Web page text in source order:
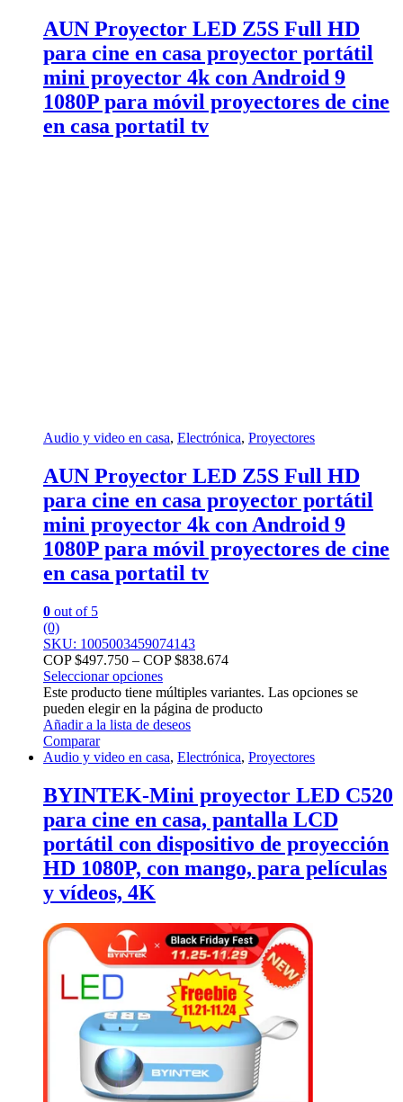
AUN Proyector LED Z5S Full HD
para cine en casa proyector portátil
mini proyector 4k con Android 9
1080P para móvil proyectores de cine
en casa portatil tv
Audio y video en casa, Electrónica, Proyectores
AUN Proyector LED Z5S Full HD
para cine en casa proyector portátil
mini proyector 4k con Android 9
1080P para móvil proyectores de cine
en casa portatil tv
0 out of 5
(0)
SKU: 1005003459074143
COP $497.750 – COP $838.674
Seleccionar opciones
Este producto tiene múltiples variantes. Las opciones se
pueden elegir en la página de producto
Añadir a la lista de deseos
Comparar
Audio y video en casa, Electrónica, Proyectores
BYINTEK-Mini proyector LED C520
para cine en casa, pantalla LCD
portátil con dispositivo de proyección
HD 1080P, con mango, para películas
y vídeos, 4K